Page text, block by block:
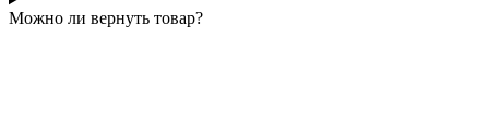
Можно ли вернуть товар?